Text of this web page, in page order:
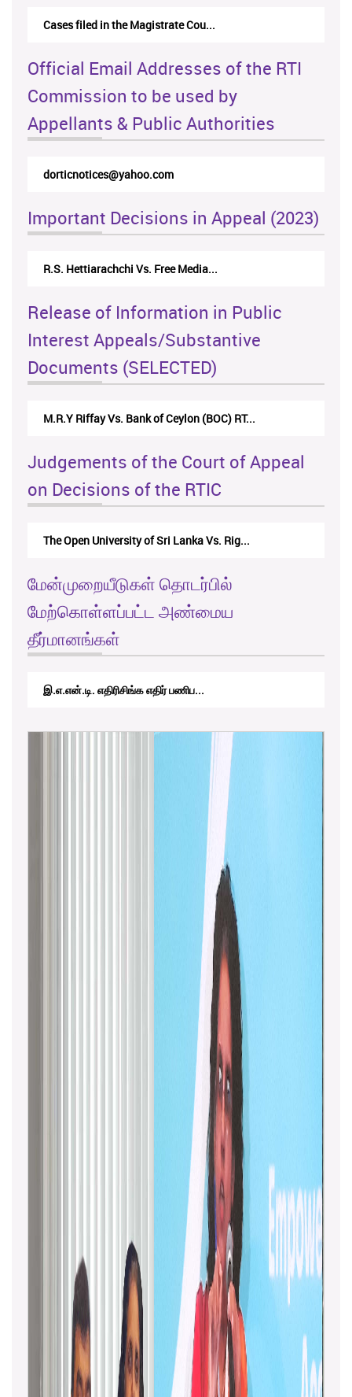
Cases filed in the Magistrate Cou...
Official Email Addresses of the RTI
Commission to be used by
Appellants & Public Authorities
rticappeals@gmail.com
Important Decisions in Appeal (2023)
Centre for Society and Religion V...
Release of Information in Public
Interest Appeals/Substantive
Documents (SELECTED)
(BOC) RT... Nirmala Kannangara Vs.Lanka
Judgements of the Court of Appeal
on Decisions of the RTIC
Vs. Rig... The Monetary Board of CBSL-vs-
மேன்முறையீடுகள் தொடர்பில்
மேற்கொள்ளப்பட்ட அண்மைய
தீர்மானங்கள்
பணிப... RTICAppeal/15/2017 - கே.வி.கே.